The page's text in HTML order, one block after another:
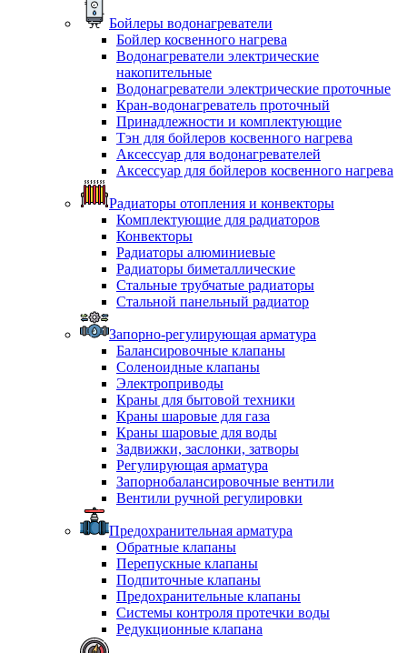
Бойлеры водонагреватели
Бойлер косвенного нагрева
Водонагреватели электрические
накопительные
Водонагреватели электрические проточные
Кран-водонагреватель проточный
Принадлежности и комплектующие
Тэн для бойлеров косвенного нагрева
Аксессуар для водонагревателей
Аксессуар для бойлеров косвенного нагрева
Радиаторы отопления и конвекторы
Комплектующие для радиаторов
Конвекторы
Радиаторы алюминиевые
Радиаторы биметаллические
Стальные трубчатые радиаторы
Стальной панельный радиатор
Запорно-регулирующая арматура
Балансировочные клапаны
Соленоидные клапаны
Электроприводы
Краны для бытовой техники
Краны шаровые для газа
Краны шаровые для воды
Задвижки, заслонки, затворы
Регулирующая арматура
Запорнобалансировочные вентили
Вентили ручной регулировки
Предохранительная арматура
Обратные клапаны
Перепускные клапаны
Подпиточные клапаны
Предохранительные клапаны
Системы контроля протечки воды
Редукционные клапана